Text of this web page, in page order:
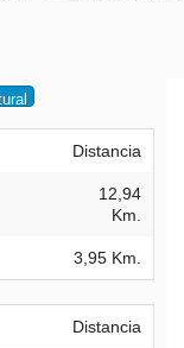
Distancia
12,94
Km.
3,95 Km.
Distancia